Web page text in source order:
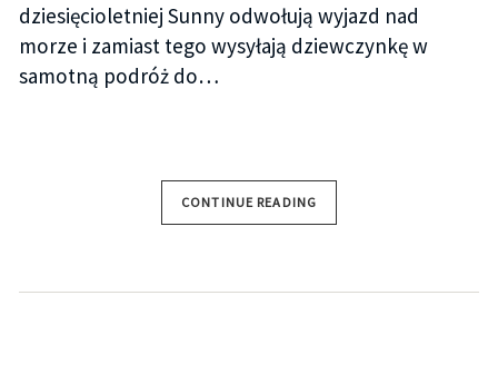
dziesięcioletniej Sunny odwołują wyjazd nad
morze i zamiast tego wysyłają dziewczynkę w
samotną podróż do…
CONTINUE READING